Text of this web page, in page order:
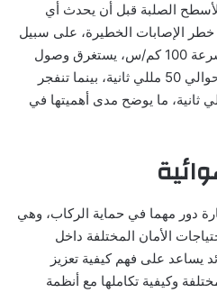
الصلبة قبل أن يحدث أي
الإصابات الخطيرة، على سبيل
المثال، عند اصطدام السيارة بسرعة 100 كم/س، يستغرق وصول
رأس السائق إلى عجلة القيادة حوالي 50 مللي ثانية، بينما تنفجر
الهوائية في نحو 30 مللي ثانية، ما يوضح مدى أهميتها في
دور مهما في حماية الركاب، وهي
الأمان المختلفة داخل
يساعد على فهم كيفية تعزيز
وكيفية تكاملها مع أنظمة